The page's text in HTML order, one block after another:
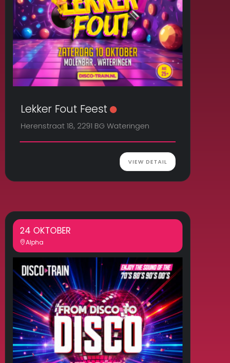
Lekker Fout Feest
Herenstraat 18, 2291 BG Wateringen
VIEW DETAIL
24 OKTOBER
Alpha